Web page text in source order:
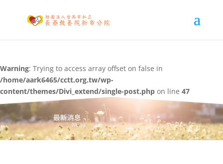
Warning: Trying to access array offset on false in
/home/aark6465/cctt.org.tw/wp-
content/themes/Divi_extend/single-post.php on line 47